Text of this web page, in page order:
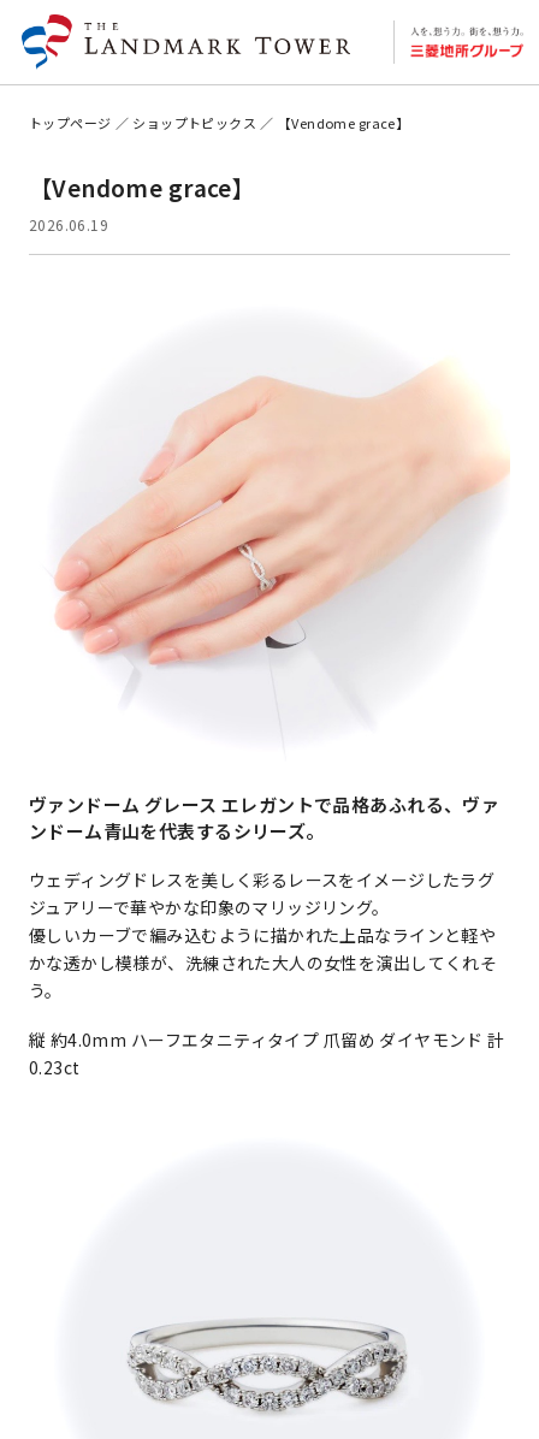
トップページ ショップトピックス 【Vendome grace】
【Vendome grace】
2026.06.19
ヴァンドーム グレース エレガントで品格あふれる、ヴァ
ンドーム青山を代表するシリーズ。
ウェディングドレスを美しく彩るレースをイメージしたラグ
ジュアリーで華やかな印象のマリッジリング。
優しいカーブで編み込むように描かれた上品なラインと軽や
かな透かし模様が、洗練された大人の女性を演出してくれそ
う。
縦 約4.0mm ハーフエタニティタイプ 爪留め ダイヤモンド 計
0.23ct